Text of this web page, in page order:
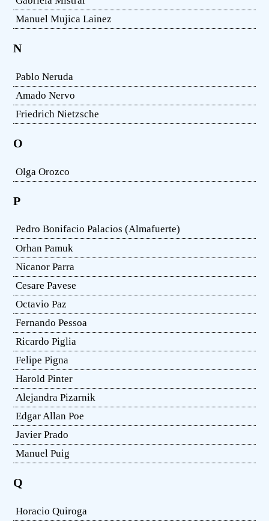
Manuel Mujica Lainez
N
Pablo Neruda
Amado Nervo
Friedrich Nietzsche
O
Olga Orozco
P
Pedro Bonifacio Palacios (Almafuerte)
Orhan Pamuk
Nicanor Parra
Cesare Pavese
Octavio Paz
Fernando Pessoa
Ricardo Piglia
Felipe Pigna
Harold Pinter
Alejandra Pizarnik
Edgar Allan Poe
Javier Prado
Manuel Puig
Q
Horacio Quiroga